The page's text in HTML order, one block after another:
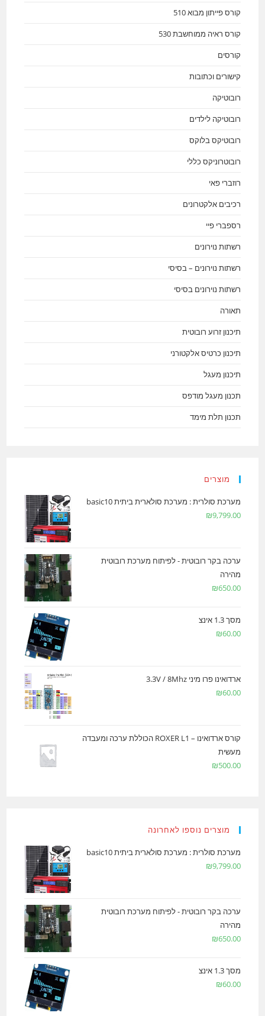
קורס פייתון מבוא 510
קורס ראיה ממוחשבת 530
קורסים
קישורים וכתובות
רובוטיקה
רובוטיקה לילדים
רובוטיקס בלוקס
רובוטרוניקס כללי
רוזברי פאי
רכיבים אלקטרונים
רספברי פיי
רשתות נוירונים
רשתות נוירונים – בסיסי
רשתות נוירונים בסיסי
תאורה
תיכנון זרוע רובוטית
תיכנון כרטיס אלקטורני
תיכנון מעגל
תכנון מעגל מודפס
תכנון תלת מימד
מוצרים
מערכת סולרית : מערכת סולארית ביתית basic10
₪9,799.00
ערכה בקר רובוטית - לפיתוח מערכת רובוטית
מהירה
₪650.00
מסך 1.3 אינצ
₪60.00
ארדואינו פרו מיני 3.3V / 8Mhz
₪60.00
קורס ארדואינו – ROXER L1 הכוללת ערכה ומעבדה
מעשית
₪500.00
מוצרים נוספו לאחרונה
מערכת סולרית : מערכת סולארית ביתית basic10
₪9,799.00
ערכה בקר רובוטית - לפיתוח מערכת רובוטית
מהירה
₪650.00
מסך 1.3 אינצ
₪60.00